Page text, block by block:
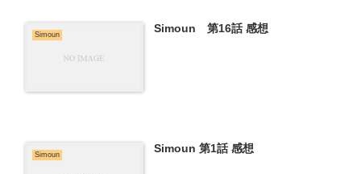
Simoun Simoun 第16話 感想
Simoun Simoun 第1話 感想